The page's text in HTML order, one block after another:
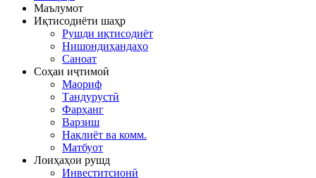
Маълумот
Иқтисодиёти шаҳр
Рушди иқтисодиёт
Нишондиҳандаҳо
Саноат
Соҳаи иҷтимоӣ
Маориф
Тандурустӣ
Фарҳанг
Варзиш
Нақлиёт ва комм.
Матбуот
Лоиҳаҳои рушд
Инвеститсионӣ